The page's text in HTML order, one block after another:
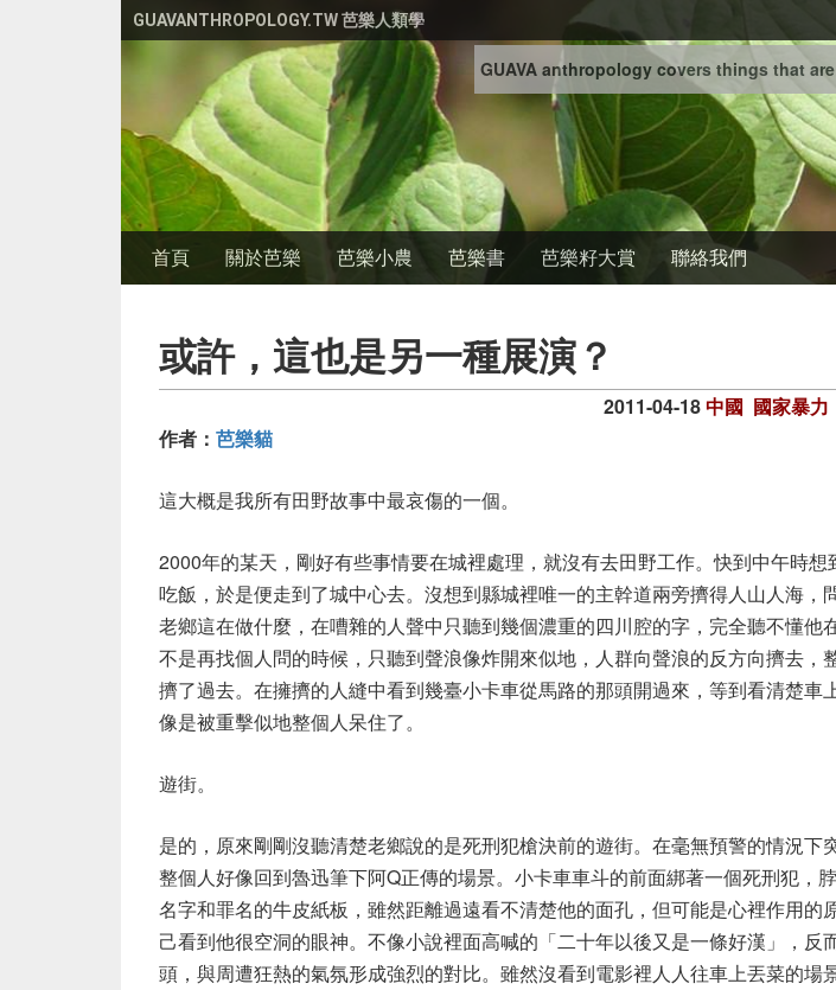
GUAVANTHROPOLOGY.TW 芭樂人類學
GUAVA anthropology covers things that
首頁 關於芭樂 芭樂小農 芭樂書 芭樂籽大賞 聯絡我們
或許，這也是另一種展演？
2011-04-18中國 國家暴力
作者： 芭樂貓
這大概是我所有田野故事中最哀傷的一個。
2000年的某天，剛好有些事情要在城裡處理，就沒有去田野工作。快到中午時想
吃飯，於是便走到了城中心去。沒想到縣城裡唯一的主幹道兩旁擠得人山人海，
老鄉這在做什麼，在嘈雜的人聲中只聽到幾個濃重的四川腔的字，完全聽不懂他
不是再找個人問的時候，只聽到聲浪像炸開來似地，人群向聲浪的反方向擠去，
擠了過去。在擁擠的人縫中看到幾臺小卡車從馬路的那頭開過來，等到看清楚車
像是被重擊似地整個人呆住了。
遊街。
是的，原來剛剛沒聽清楚老鄉說的是死刑犯槍決前的遊街。在毫無預警的情況下
整個人好像回到魯迅筆下阿Q正傳的場景。小卡車車斗的前面綁著一個死刑犯，
名字和罪名的牛皮紙板，雖然距離過遠看不清楚他的面孔，但可能是心裡作用的
己看到他很空洞的眼神。不像小說裡面高喊的「二十年以後又是一條好漢」，反
頭，與周遭狂熱的氣氛形成強烈的對比。雖然沒看到電影裡人人往車上丟菜的場